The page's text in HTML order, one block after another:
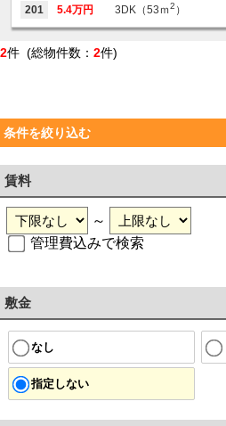
201 5.4万円 3DK（53ｍ2 ）
2件 (総物件数： 2件)
条件を絞り込む
賃料
～
管理費込みで検索
敷金
なし
指定しない